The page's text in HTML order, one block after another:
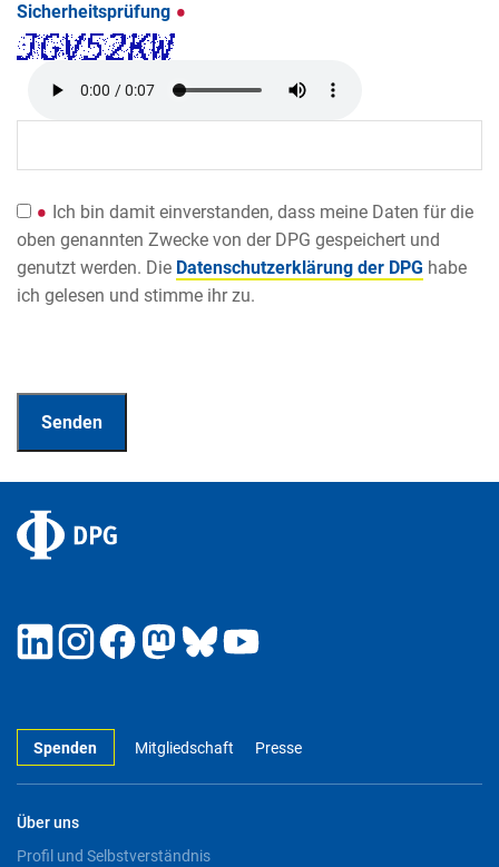
Sicherheitsprüfung
Ich bin damit einverstanden, dass meine Daten für die
oben genannten Zwecke von der DPG gespeichert und
genutzt werden. Die Datenschutzerklärung der DPG habe
ich gelesen und stimme ihr zu.
Spenden Mitgliedschaft Presse
Über uns
Profil und Selbstverständnis